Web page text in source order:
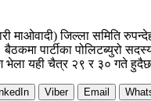
माओवादी) जिल्ला समिति
पार्टीका पोलिटब्युरो
भेला यही चैत्र २९ र ३० गते
Viber Email